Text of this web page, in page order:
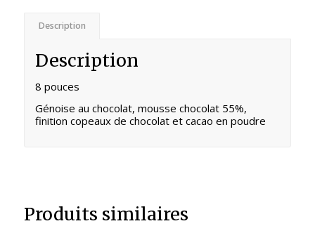
Description
Description
8 pouces
Génoise au chocolat, mousse chocolat 55%,
finition copeaux de chocolat et cacao en poudre
Produits similaires